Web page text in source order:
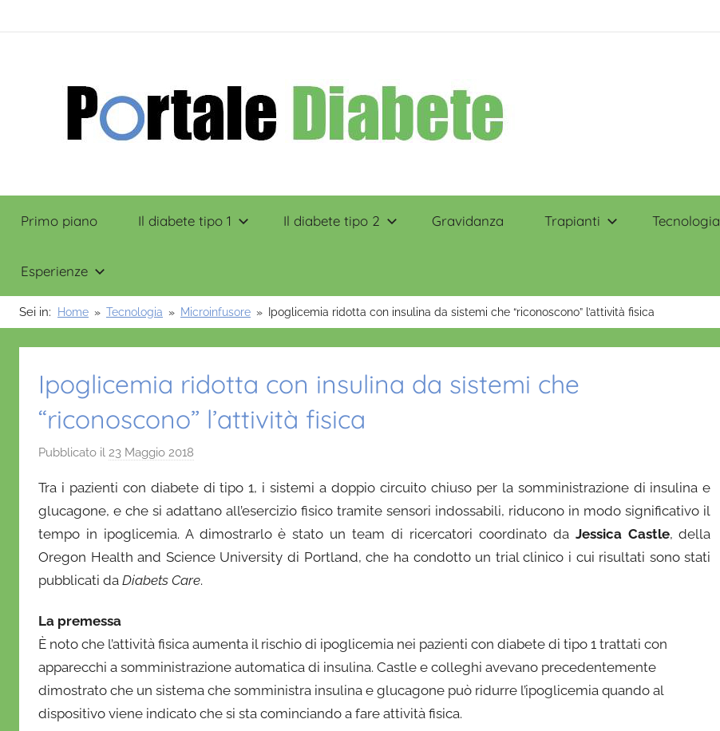
Portale
Diabete
Primo piano Il diabete tipo 1 Il diabete tipo 2 Gravidanza Trapianti Tecnologia
Esperienze
Sei in: Home Tecnologia Microinfusore Ipoglicemia ridotta con insulina da sistemi che “riconoscono” l’attività fisica
Ipoglicemia ridotta con insulina da sistemi che
“riconoscono” l’attività fisica
Pubblicato il 23 Maggio 2018
D
a
n
i
e
D
o
Tra i pazienti con diabete di tipo 1, i sistemi a doppio circuito chiuso per la somministrazione di insulina e
glucagone, e che si adattano all’esercizio fisico tramite sensori indossabili, riducono in modo significativo il
tempo in ipoglicemia. A dimostrarlo è stato un team di ricercatori coordinato da Jessica Castle, della
Oregon Health and Science University di Portland, che ha condotto un trial clinico i cui risultati sono stati
pubblicati da Diabets Care.
La premessa
È noto che l’attività fisica aumenta il rischio di ipoglicemia nei pazienti con diabete di tipo 1 trattati con
apparecchi a somministrazione automatica di insulina. Castle e colleghi avevano precedentemente
dimostrato che un sistema che somministra insulina e glucagone può ridurre l’ipoglicemia quando al
dispositivo viene indicato che si sta cominciando a fare attività fisica.